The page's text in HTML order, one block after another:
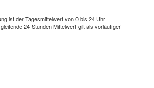
ist der Tagesmittelwert von 0 bis 24 Uhr
24-Stunden Mittelwert gilt als vorläufiger